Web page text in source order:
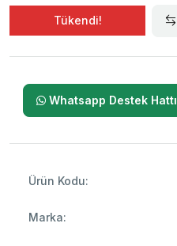
Tükendi!
Whatsapp Destek Hattı
Ürün Kodu:
Marka: